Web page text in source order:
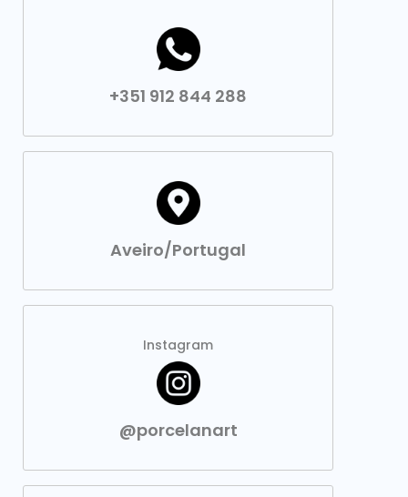
+351 912 844 288
Aveiro/Portugal
Instagram
@porcelanart